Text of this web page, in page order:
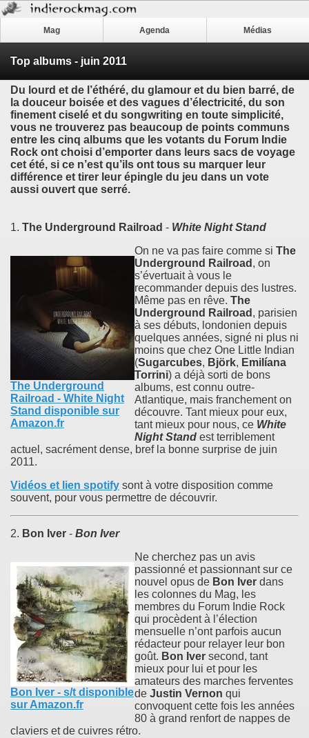
Mag Agenda Médias
Top albums - juin 2011
Du lourd et de l’éthéré, du glamour et du bien barré, de
la douceur boisée et des vagues d’électricité, du son
finement ciselé et du songwriting en toute simplicité,
vous ne trouverez pas beaucoup de points communs
entre les cinq albums que les votants du Forum Indie
Rock ont choisi d’emporter dans leurs sacs de voyage
cet été, si ce n’est qu’ils ont tous su marquer leur
différence et tirer leur épingle du jeu dans un vote
aussi ouvert que serré.
1. The Underground Railroad - White Night Stand
The Underground
Railroad - White Night
Stand disponible sur
Amazon.fr
On ne va pas faire comme si The
Underground Railroad , on
s’évertuait à vous le
recommander depuis des lustres.
Même pas en rêve. The
Underground Railroad , parisien
à ses débuts, londonien depuis
quelques années, signé ni plus ni
moins que chez One Little Indian
(Sugarcubes, Björk, Emilíana
Torrini) a déjà sorti de bons
albums, est connu outre-
Atlantique, mais franchement on
découvre. Tant mieux pour eux,
tant mieux pour nous, ce White
Night Stand est terriblement
actuel, sacrément dense, bref la bonne surprise de juin
2011.
Vidéos et lien spotify sont à votre disposition comme
souvent, pour vous permettre de découvrir.
2. Bon Iver - Bon Iver
Bon Iver - s/t disponible
sur Amazon.fr
Ne cherchez pas un avis
passionné et passionnant sur ce
nouvel opus de Bon Iver dans
les colonnes du Mag, les
membres du Forum Indie Rock
qui procèdent à l’élection
mensuelle n’ont parfois aucun
rédacteur pour relayer leur bon
goût. Bon Iver second, tant
mieux pour lui et pour les
amateurs des marches ferventes
de Justin Vernon qui
convoquent cette fois les années
80 à grand renfort de nappes de
claviers et de cuivres rétro.